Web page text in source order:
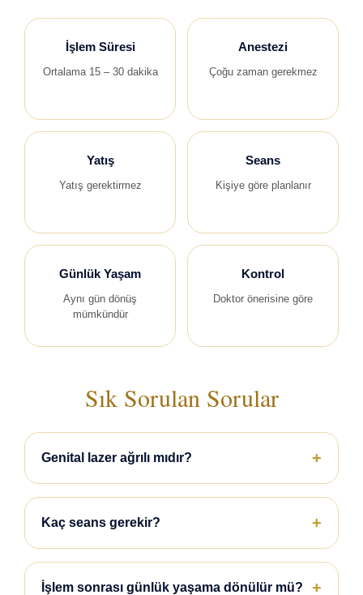
İşlem Süresi
Ortalama 15 – 30 dakika
Anestezi
Çoğu zaman gerekmez
Yatış
Yatış gerektirmez
Seans
Kişiye göre planlanır
Günlük Yaşam
Aynı gün dönüş
mümkündür
Kontrol
Doktor önerisine göre
Sık Sorulan Sorular
Genital lazer ağrılı mıdır?
Kaç seans gerekir?
İşlem sonrası günlük yaşama dönülür mü?